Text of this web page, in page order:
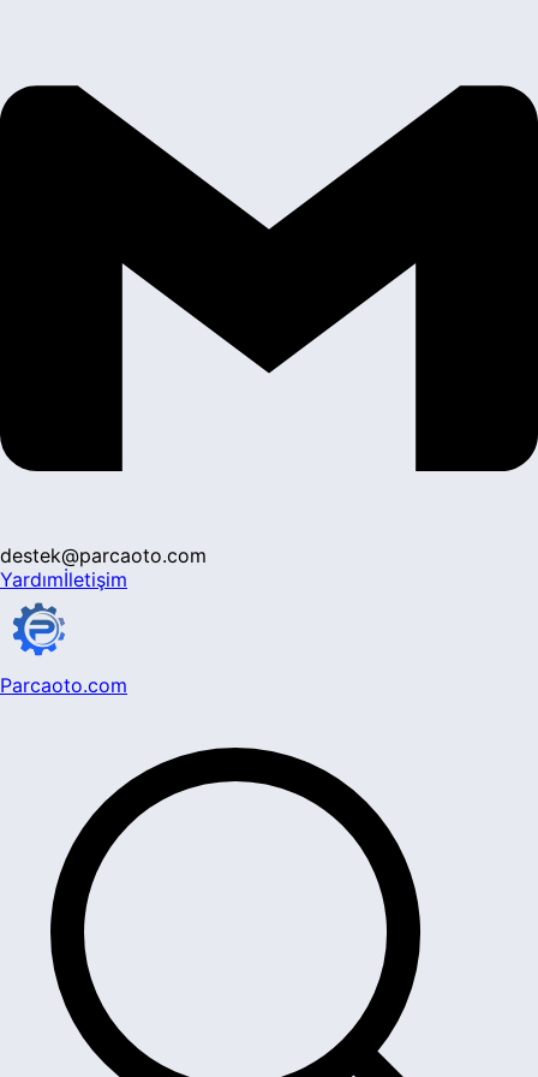
destek@parcaoto.com
Yardımİletişim
Parcaoto.com